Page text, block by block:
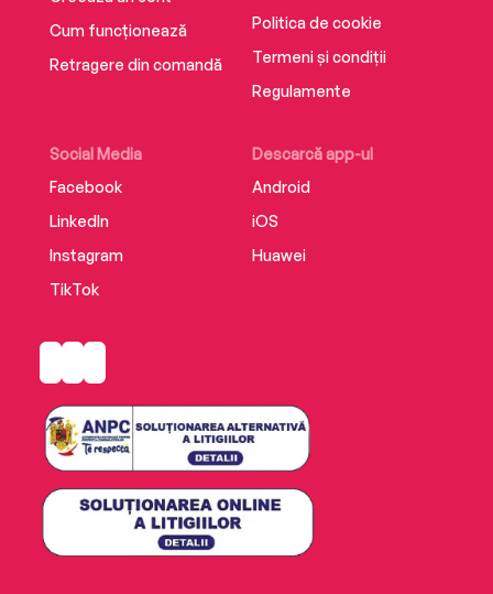
Cum funcționează
Retragere din comandă
Social Media
Facebook
LinkedIn
Instagram
TikTok
Descarcă app-ul
Android
iOS
Huawei
Politica de cookie
Termeni și condiții
Regulamente